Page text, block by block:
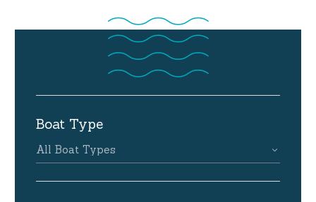
Boat Type
All Boat Types